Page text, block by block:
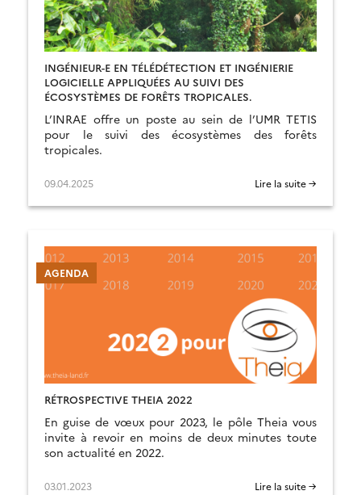
INGÉNIEUR-E EN TÉLÉDÉTECTION ET INGÉNIERIE
LOGICIELLE APPLIQUÉES AU SUIVI DES
ÉCOSYSTÈMES DE FORÊTS TROPICALES.
L’INRAE offre un poste au sein de l’UMR TETIS
pour le suivi des écosystèmes des forêts
tropicales.
09.04.2025 Lire la suite →
AGENDA
RÉTROSPECTIVE THEIA 2022
En guise de vœux pour 2023, le pôle Theia vous
invite à revoir en moins de deux minutes toute
son actualité en 2022.
03.01.2023 Lire la suite →